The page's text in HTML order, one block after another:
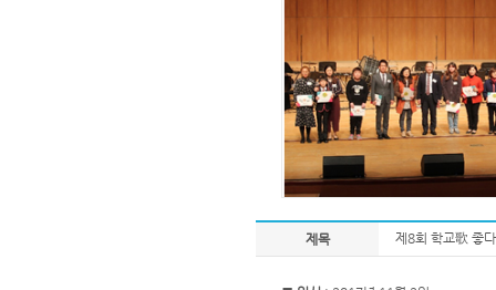
제목 제8회 학교歌 좋